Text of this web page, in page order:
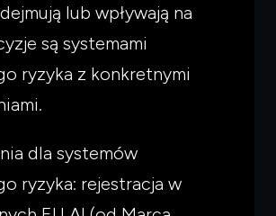
lub wpływają na
są systemami
ryzyka z konkretnymi
dla systemów
ryzyka: rejestracja w
zajmujesz — pokażę co warto